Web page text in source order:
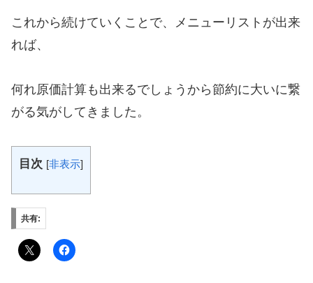
これから続けていくことで、メニューリストが出来
れば、
何れ原価計算も出来るでしょうから節約に大いに繋
がる気がしてきました。
目次 [非表示]
共有: